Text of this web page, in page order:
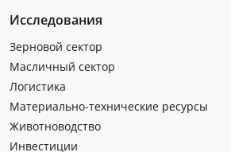
Исследования
Зерновой сектор
Масличный сектор
Логистика
Материально-технические ресурсы
Животноводство
Инвестиции